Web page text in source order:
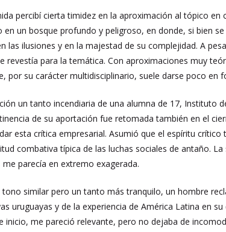
percibí cierta timidez en la aproximación al tópico
un bosque profundo y peligroso, en donde, si bien
las ilusiones y en la majestad de su complejidad. A
revestía para la temática. Con aproximaciones muy
por su carácter multidisciplinario, suele darse poco en
un tanto incendiaria de una alumna de 17, Instituto
de su aportación fue retomada también en el
esta crítica empresarial. Asumió que el espíritu
combativa típica de las luchas sociales de antaño.
parecía en extremo exagerada.
similar pero un tanto más tranquilo, un hombre
uruguayas y de la experiencia de América Latina en
inicio, me pareció relevante, pero no dejaba de